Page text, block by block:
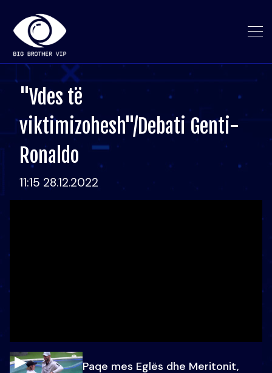
"Vdes të
viktimizohesh"/Debati Genti-
Ronaldo
11:15 28.12.2022
Paqe mes Eglës dhe Meritonit,